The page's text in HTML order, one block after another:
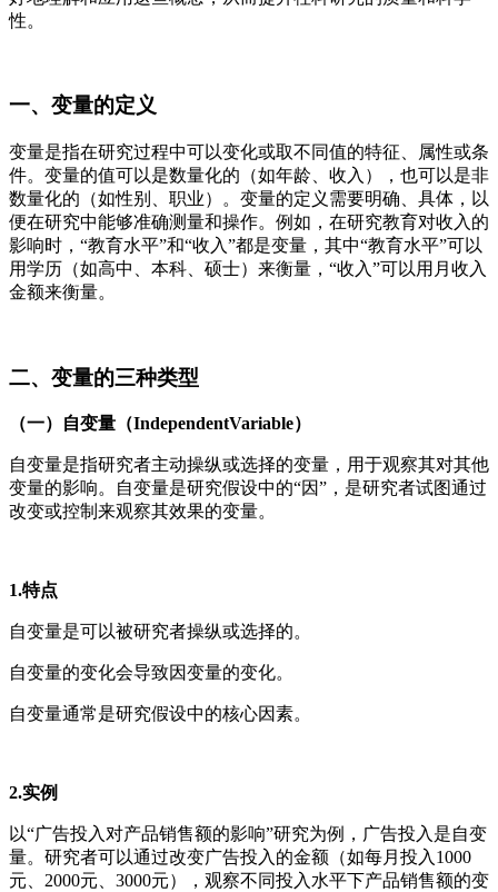
性。
一、变量的定义
变量是指在研究过程中可以变化或取不同值的特征、属性或条
件。变量的值可以是数量化的（如年龄、收入），也可以是非
数量化的（如性别、职业）。变量的定义需要明确、具体，以
便在研究中能够准确测量和操作。例如，在研究教育对收入的
影响时，“教育水平”和“收入”都是变量，其中“教育水平”可以
用学历（如高中、本科、硕士）来衡量，“收入”可以用月收入
金额来衡量。
二、变量的三种类型
（一）自变量（IndependentVariable）
自变量是指研究者主动操纵或选择的变量，用于观察其对其他
变量的影响。自变量是研究假设中的“因”，是研究者试图通过
改变或控制来观察其效果的变量。
1.特点
自变量是可以被研究者操纵或选择的。
自变量的变化会导致因变量的变化。
自变量通常是研究假设中的核心因素。
2.实例
以“广告投入对产品销售额的影响”研究为例，广告投入是自变
量。研究者可以通过改变广告投入的金额（如每月投入1000
元、2000元、3000元），观察不同投入水平下产品销售额的变